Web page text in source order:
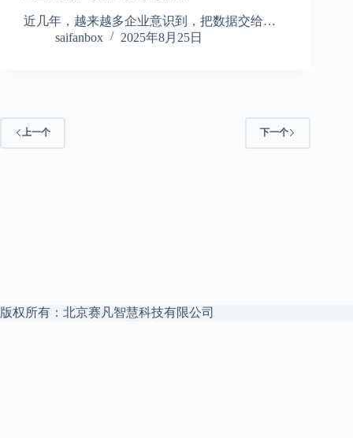
近几年，越来越多企业意识到，把数据交给…
saifanbox
2025年8月25日
上一个 下一个
版权所有：北京赛凡智慧科技有限公司